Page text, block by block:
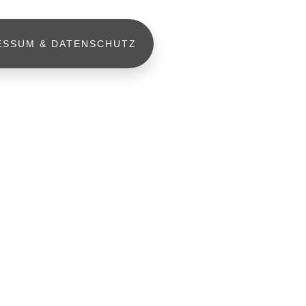
& DATENSCHUTZ